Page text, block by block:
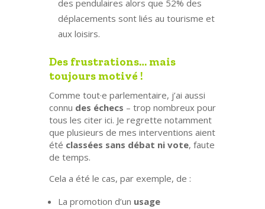
des pendulaires alors que 52% des
déplacements sont liés au tourisme et
aux loisirs.
Des frustrations… mais
toujours motivé !
Comme tout·e parlementaire, j’ai aussi
connu des échecs – trop nombreux pour
tous les citer ici. Je regrette notamment
que plusieurs de mes interventions aient
été classées sans débat ni vote, faute
de temps.
Cela a été le cas, par exemple, de :
La promotion d’un usage